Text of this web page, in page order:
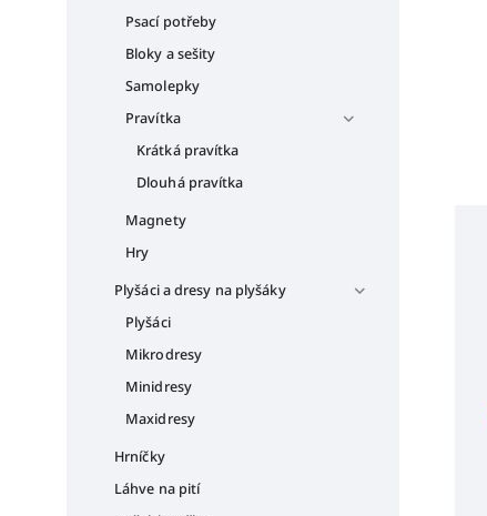
Psací potřeby
Bloky a sešity
Samolepky
Pravítka
Krátká pravítka
Dlouhá pravítka
Magnety
Hry
Plyšáci a dresy na plyšáky
Plyšáci
Mikrodresy
Minidresy
Maxidresy
Hrníčky
Láhve na pití